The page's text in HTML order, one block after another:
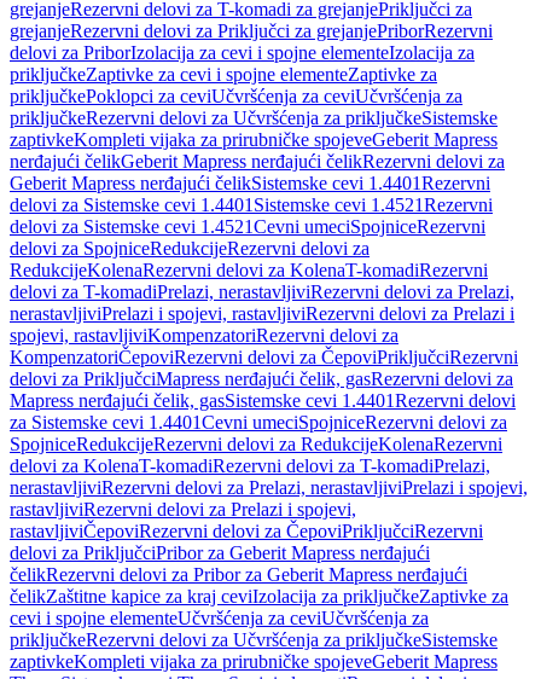
grejanjeRezervni delovi za T-komadi za grejanjePriključci za
grejanjeRezervni delovi za Priključci za grejanjePriborRezervni
delovi za PriborIzolacija za cevi i spojne elementeIzolacija za
priključkeZaptivke za cevi i spojne elementeZaptivke za
priključkePoklopci za ceviUčvršćenja za ceviUčvršćenja za
priključkeRezervni delovi za Učvršćenja za priključkeSistemske
zaptivkeKompleti vijaka za prirubničke spojeveGeberit Mapress
nerđajući čelikGeberit Mapress nerđajući čelikRezervni delovi za
Geberit Mapress nerđajući čelikSistemske cevi 1.4401Rezervni
delovi za Sistemske cevi 1.4401 Sistemske cevi 1.4521Rezervni
delovi za Sistemske cevi 1.4521Cevni umeciSpojniceRezervni
delovi za SpojniceRedukcijeRezervni delovi za
RedukcijeKolenaRezervni delovi za KolenaT-komadiRezervni
delovi za T-komadiPrelazi, nerastavljiviRezervni delovi za Prelazi,
nerastavljiviPrelazi i spojevi, rastavljiviRezervni delovi za Prelazi i
spojevi, rastavljiviKompenzatoriRezervni delovi za
KompenzatoriČepoviRezervni delovi za ČepoviPriključciRezervni
delovi za PriključciMapress nerđajući čelik, gasRezervni delovi za
Mapress nerđajući čelik, gasSistemske cevi 1.4401Rezervni delovi
za Sistemske cevi 1.4401Cevni umeciSpojniceRezervni delovi za
SpojniceRedukcijeRezervni delovi za RedukcijeKolenaRezervni
delovi za KolenaT-komadiRezervni delovi za T-komadiPrelazi,
nerastavljiviRezervni delovi za Prelazi, nerastavljiviPrelazi i spojevi,
rastavljiviRezervni delovi za Prelazi i spojevi,
rastavljiviČepoviRezervni delovi za ČepoviPriključciRezervni
delovi za PriključciPribor za Geberit Mapress nerđajući
čelikRezervni delovi za Pribor za Geberit Mapress nerđajući
čelikZaštitne kapice za kraj ceviIzolacija za priključkeZaptivke za
cevi i spojne elementeUčvršćenja za ceviUčvršćenja za
priključkeRezervni delovi za Učvršćenja za priključkeSistemske
zaptivkeKompleti vijaka za prirubničke spojeveGeberit Mapress